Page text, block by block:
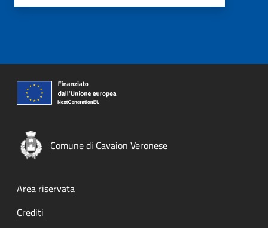
Comune di Cavaion Veronese
Footer menu
Area riservata
Crediti